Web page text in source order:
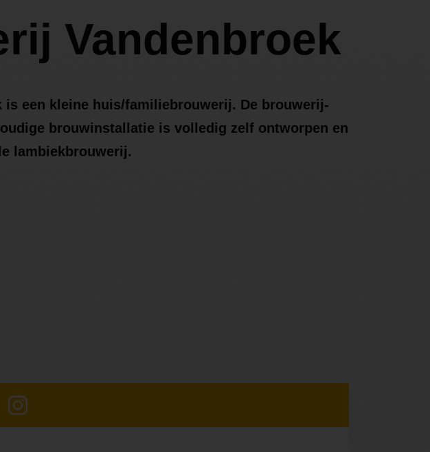
Vandenbroek
is een kleine huis/familiebrouwerij. De brouwerij-
brouwinstallatie is volledig zelf ontworpen en
lambiekbrouwerij.